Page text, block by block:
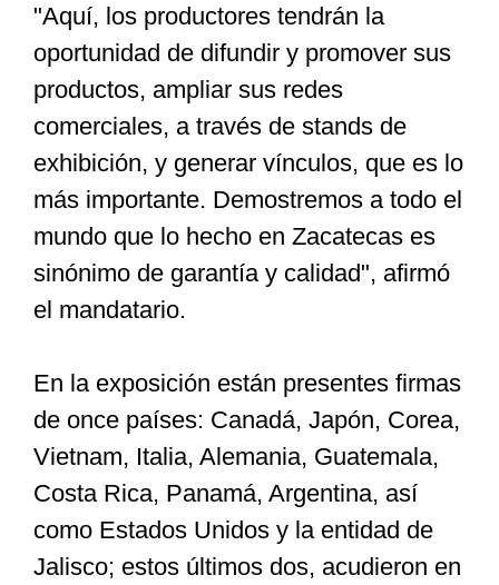
Nosotros
"Aquí, los productores tendrán la
oportunidad de difundir y promover sus
productos, ampliar sus redes
comerciales, a través de stands de
exhibición, y generar vínculos, que es lo
más importante. Demostremos a todo el
mundo que lo hecho en Zacatecas es
sinónimo de garantía y calidad", afirmó
el mandatario.
En la exposición están presentes firmas
de once países: Canadá, Japón, Corea,
Vietnam, Italia, Alemania, Guatemala,
Costa Rica, Panamá, Argentina, así
como Estados Unidos y la entidad de
Jalisco; estos últimos dos, acudieron en